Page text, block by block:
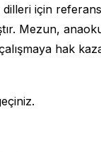
için
Mezun,
hak